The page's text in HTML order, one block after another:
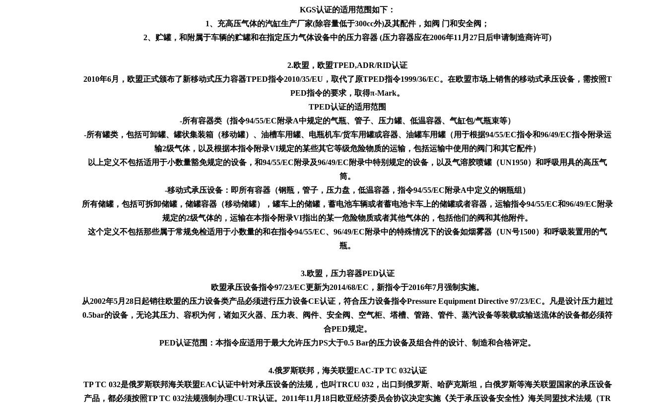
KGS认证的适用范围如下：
1、充高压气体的汽缸生产厂家(除容量低于300cc外)及其配件，如阀 门和安全阀；
2、贮罐，和附属于车辆的贮罐和在指定压力气体设备中的压力容器 (压力容器应在2006年11月27日后申请制造商许可)
2.欧盟，欧盟TPED,ADR/RID认证
2010年6月，欧盟正式颁布了新移动式压力容器TPED指令2010/35/EU，取代了原TPED指令1999/36/EC。在欧盟市场上销售的移动式承压设备，需按照T
PED指令的要求，取得π-Mark。
TPED认证的适用范围
-所有容器类（指令94/55/EC附录A中规定的气瓶、管子、压力罐、低温容器、气缸包/气瓶束等）
-所有罐类，包括可卸罐、罐状集装箱（移动罐）、油槽车用罐、电瓶机车/货车用罐或容器、油罐车用罐（用于根据94/55/EC指令和96/49/EC指令附录运
输2级气体，以及根据本指令附录VI规定的某些其它等级危险物质的运输，包括运输中使用的阀门和其它配件）
以上定义不包括适用于小数量豁免规定的设备，和94/55/EC附录及96/49/EC附录中特别规定的设备，以及气溶胶喷罐（UN1950）和呼吸用具的高压气
筒。
-移动式承压设备：即所有容器（钢瓶，管子，压力盘，低温容器，指令94/55/EC附录A中定义的钢瓶组）
所有储罐，包括可拆卸储罐，储罐容器（移动储罐），罐车上的储罐，蓄电池车辆或者蓄电池卡车上的储罐或者容器，运输指令94/55/EC和96/49/EC附录
规定的2级气体的，运输在本指令附录VI指出的某一危险物质或者其他气体的，包括他们的阀和其他附件。
这个定义不包括那些属于常规免检适用于小数量的和在指令94/55/EC、96/49/EC附录中的特殊情况下的设备如烟雾器（UN号1500）和呼吸装置用的气
瓶。
3.欧盟，压力容器PED认证
欧盟承压设备指令97/23/EC更新为2014/68/EC，新指令于2016年7月强制实施。
从2002年5月28日起销往欧盟的压力设备类产品必须进行压力设备CE认证，符合压力设备指令Pressure Equipment Directive 97/23/EC。凡是设计压力超过
0.5bar的设备，无论其压力、容积为何，诸如灭火器、压力表、阀件、安全阀、空气柜、塔槽、管路、管件、蒸汽设备等装载或输送流体的设备都必须符
合PED规定。
PED认证范围：本指令应适用于最大允许压力PS大于0.5 Bar的压力设备及组合件的设计、制造和合格评定。
4.俄罗斯联邦，海关联盟EAC-TP TC 032认证
TP TC 032是俄罗斯联邦海关联盟EAC认证中针对承压设备的法规，也叫TRCU 032，出口到俄罗斯、哈萨克斯坦，白俄罗斯等海关联盟国家的承压设备
产品，都必须按照TP TC 032法规强制办理CU-TR认证。2011年11月18日欧亚经济委员会协议决定实施《关于承压设备安全性》海关同盟技术法规（TR